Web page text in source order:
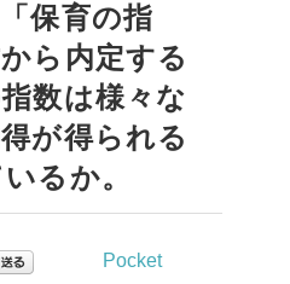
保育の指
ら内定する
数は様々な
が得られる
るか。
Pocket